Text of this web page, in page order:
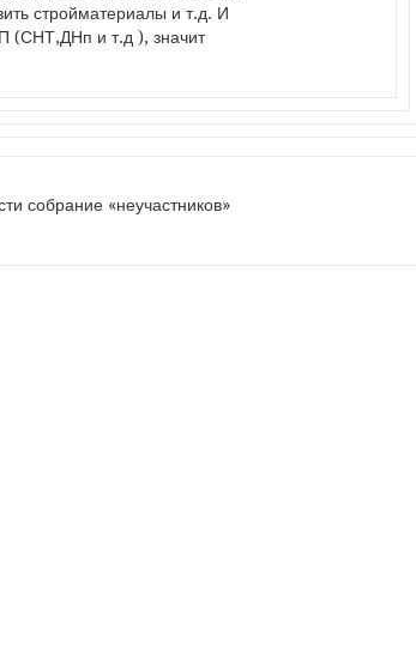
стройматериалы и т.д. И
(СНТ,ДНп и т.д ), значит
собрание «неучастников»